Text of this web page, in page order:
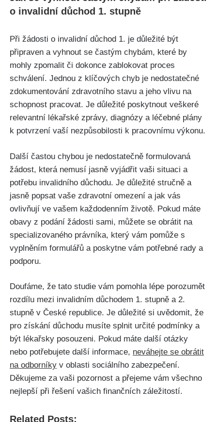
o invalidní důchod 1. stupně
Při žádosti o invalidní důchod 1. je důležité být
připraven a vyhnout se častým chybám, které by
mohly zpomalit či dokonce zablokovat proces
schválení. Jednou z klíčových chyb je nedostatečné
zdokumentování zdravotního stavu a jeho vlivu na
schopnost pracovat. Je důležité poskytnout veškeré
relevantní lékařské zprávy, diagnózy a léčebné plány
k potvrzení vaší nezpůsobilosti k pracovnímu výkonu.
Další častou chybou je nedostatečně formulovaná
žádost, která nemusí jasně vyjádřit vaši situaci a
potřebu invalidního důchodu. Je důležité stručně a
jasně popsat vaše zdravotní omezení a jak vás
ovlivňují ve vašem každodenním životě. Pokud máte
obavy z podání žádosti sami, můžete se obrátit na
specializovaného právníka, který vám pomůže s
vyplněním formulářů a poskytne vám potřebné rady a
podporu.
Doufáme, že tato studie vám pomohla lépe porozumět
rozdílu mezi invalidním důchodem 1. stupně a 2.
stupně v České republice. Je důležité si uvědomit, že
pro získání důchodu musíte splnit určité podmínky a
být lékařsky posouzeni. Pokud máte další otázky
nebo potřebujete další informace, neváhejte se obrátit
na odborníky v oblasti sociálního zabezpečení.
Děkujeme za vaši pozornost a přejeme vám všechno
nejlepší při řešení vašich finančních záležitostí.
Related Posts: